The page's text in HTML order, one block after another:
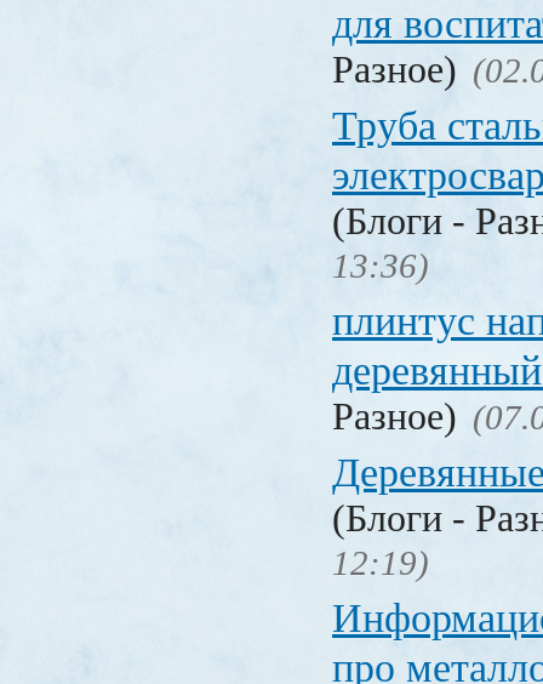
для
Разное)
Труба
(Блоги -
13:36)
плинтус
Разное)
(Блоги -
12:19)
про